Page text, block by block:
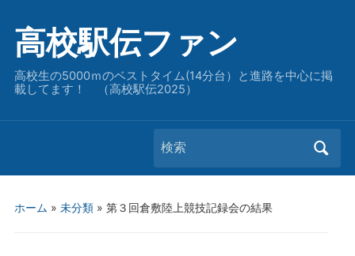
高校駅伝ファン
高校生の5000ｍのベストタイム(14分台）と進路を中心に掲
載してます！ （高校駅伝2025）
Search
for:
ホーム » 未分類» 第３回倉敷陸上競技記録会の結果